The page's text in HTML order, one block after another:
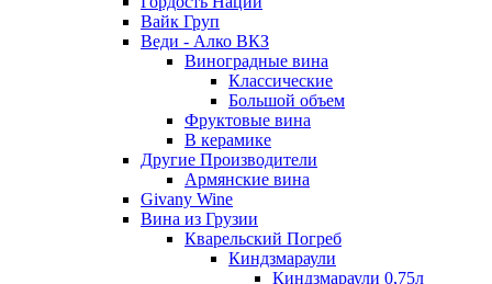
Вайк Груп
Веди - Алко ВКЗ
Виноградные вина
Классические
Большой объем
Фруктовые вина
В керамике
Другие Производители
Армянские вина
Givany Wine
Вина из Грузии
Кварельский Погреб
Киндзмараули
Киндзмараули 0,75л